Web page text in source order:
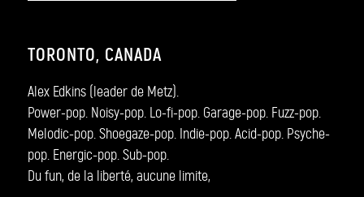
TORONTO, CANADA
Alex Edkins (leader de Metz).
Power-pop. Noisy-pop. Lo-fi-pop. Garage-pop. Fuzz-pop.
Melodic-pop. Shoegaze-pop. Indie-pop. Acid-pop. Psyche-
pop. Energic-pop. Sub-pop.
Du fun, de la liberté, aucune limite,